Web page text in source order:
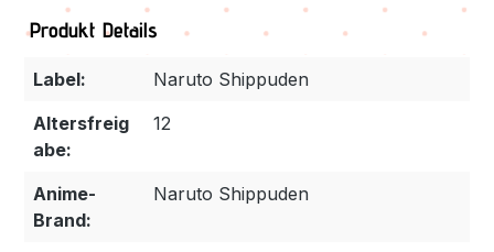
Produkt Details
Label:
Naruto Shippuden
Altersfreig
abe:
12
Anime-
Brand:
Naruto Shippuden